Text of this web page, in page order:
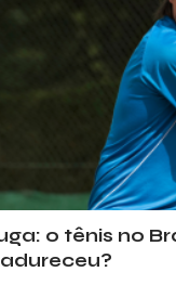
o tênis no